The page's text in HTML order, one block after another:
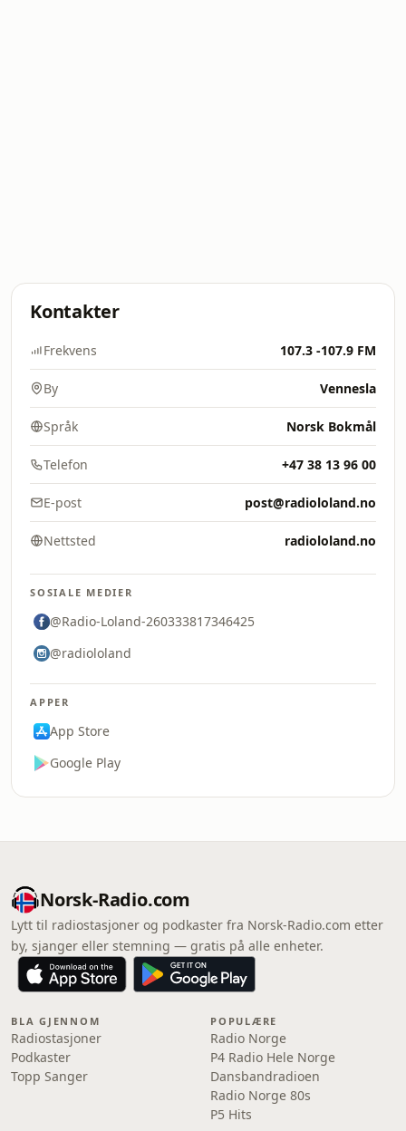
Kontakter
Frekvens 107.3 -107.9 FM
By Vennesla
Språk Norsk Bokmål
Telefon +47 38 13 96 00
E-post post@radiololand.no
Nettsted radiololand.no
SOSIALE MEDIER
@Radio-Loland-260333817346425
@radiololand
APPER
App Store
Google Play
Norsk-Radio.com
Lytt til radiostasjoner og podkaster fra Norsk-Radio.com etter
by, sjanger eller stemning — gratis på alle enheter.
BLA GJENNOM
Radiostasjoner
Podkaster
Topp Sanger
POPULÆRE
Radio Norge
P4 Radio Hele Norge
Dansbandradioen
Radio Norge 80s
P5 Hits